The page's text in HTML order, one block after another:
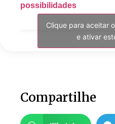
possibilidades
Clique para aceitar
e ativar
Compartilhe